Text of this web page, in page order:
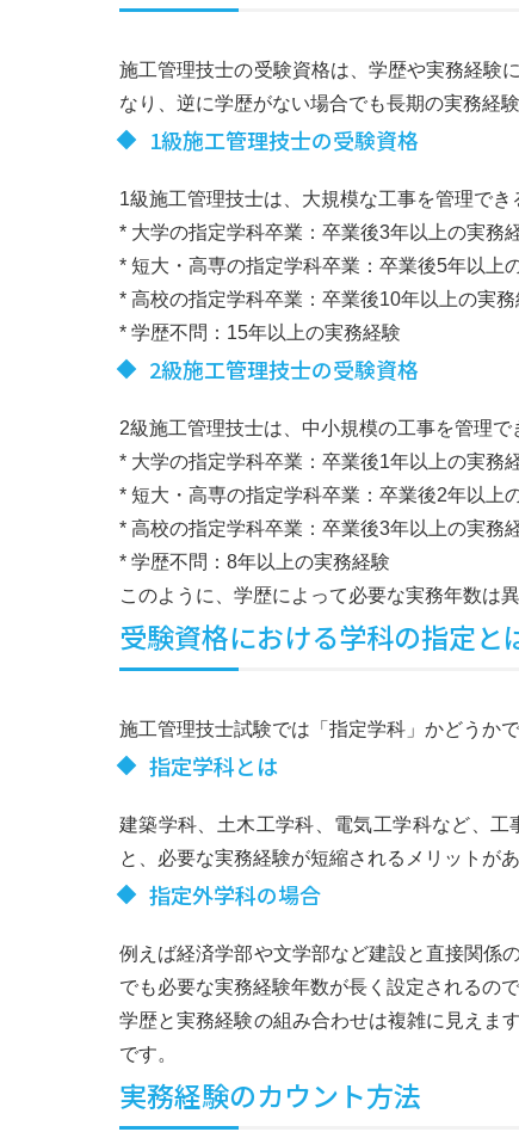
施工管理技士の受験資格は、学歴や実務経験
なり、逆に学歴がない場合でも長期の実務経
1級施工管理技士の受験資格
1級施工管理技士は、大規模な工事を管理で
* 大学の指定学科卒業：卒業後3年以上の実務
* 短大・高専の指定学科卒業：卒業後5年以上
* 高校の指定学科卒業：卒業後10年以上の実務
* 学歴不問：15年以上の実務経験
2級施工管理技士の受験資格
2級施工管理技士は、中小規模の工事を管理で
* 大学の指定学科卒業：卒業後1年以上の実務
* 短大・高専の指定学科卒業：卒業後2年以上
* 高校の指定学科卒業：卒業後3年以上の実務
* 学歴不問：8年以上の実務経験
このように、学歴によって必要な実務年数は
受験資格における学科の指定と
施工管理技士試験では「指定学科」かどうか
指定学科とは
建築学科、土木工学科、電気工学科など、
と、必要な実務経験が短縮されるメリットがあ
指定外学科の場合
例えば経済学部や文学部など建設と直接関係
でも必要な実務経験年数が長く設定されるの
学歴と実務経験の組み合わせは複雑に見えま
です。
実務経験のカウント方法